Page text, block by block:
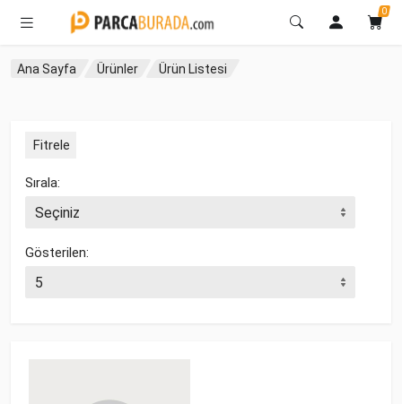
0
Ana Sayfa Ürünler Ürün Listesi
Fitrele
Sırala:
Gösterilen: